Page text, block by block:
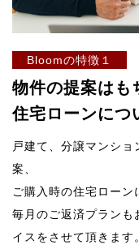
Bloomの特徴１
物件の提案はも
住宅ローンにつ
戸建て、分譲マンシ
案、
ご購入時の住宅ローン
毎月のご返済プランも
イスをさせて頂きます